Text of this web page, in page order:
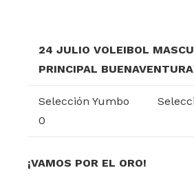
24 JULIO VOLEIBOL
PRINCIPAL
Selección Yumbo
0
¡VAMOS POR EL ORO!